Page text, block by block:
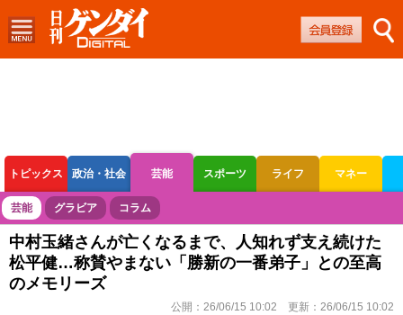
トピックス 政治・社会 芸能 スポーツ ライフ マネー
ボートレース 競輪 オートレース
芸能 グラビア コラム
中村玉緒さんが亡くなるまで、人知れず支え続けた
松平健…称賛やまない「勝新の一番弟子」との至高
のメモリーズ
公開： 26/06/15 10:02 更新： 26/06/15 10:02